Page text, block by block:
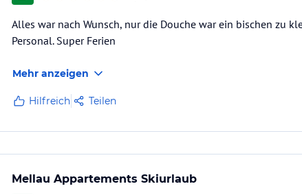
Alles war nach Wunsch, nur die Douche war ein bischen zu
Personal. Super Ferien
Mehr anzeigen
Hilfreich Teilen
Mellau Appartements Skiurlaub